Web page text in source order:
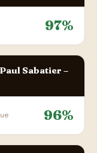
97%
Sabatier –
96%